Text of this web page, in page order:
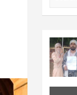
h